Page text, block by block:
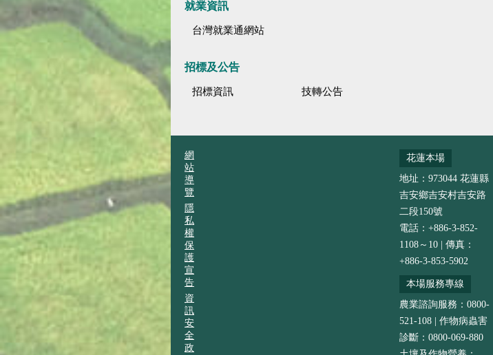
就業資訊
台灣就業通網站
招標及公告
招標資訊 技轉公告
網
站
導
覽
隱
私
權
保
護
宣
告
資
訊
安
全
政
花蓮本場
地址：973044 花蓮縣
吉安鄉吉安村吉安路
二段150號
電話：+886-3-852-
1108～10 | 傳真：
+886-3-853-5902
本場服務專線
農業諮詢服務：0800-
521-108 | 作物病蟲害
診斷：0800-069-880